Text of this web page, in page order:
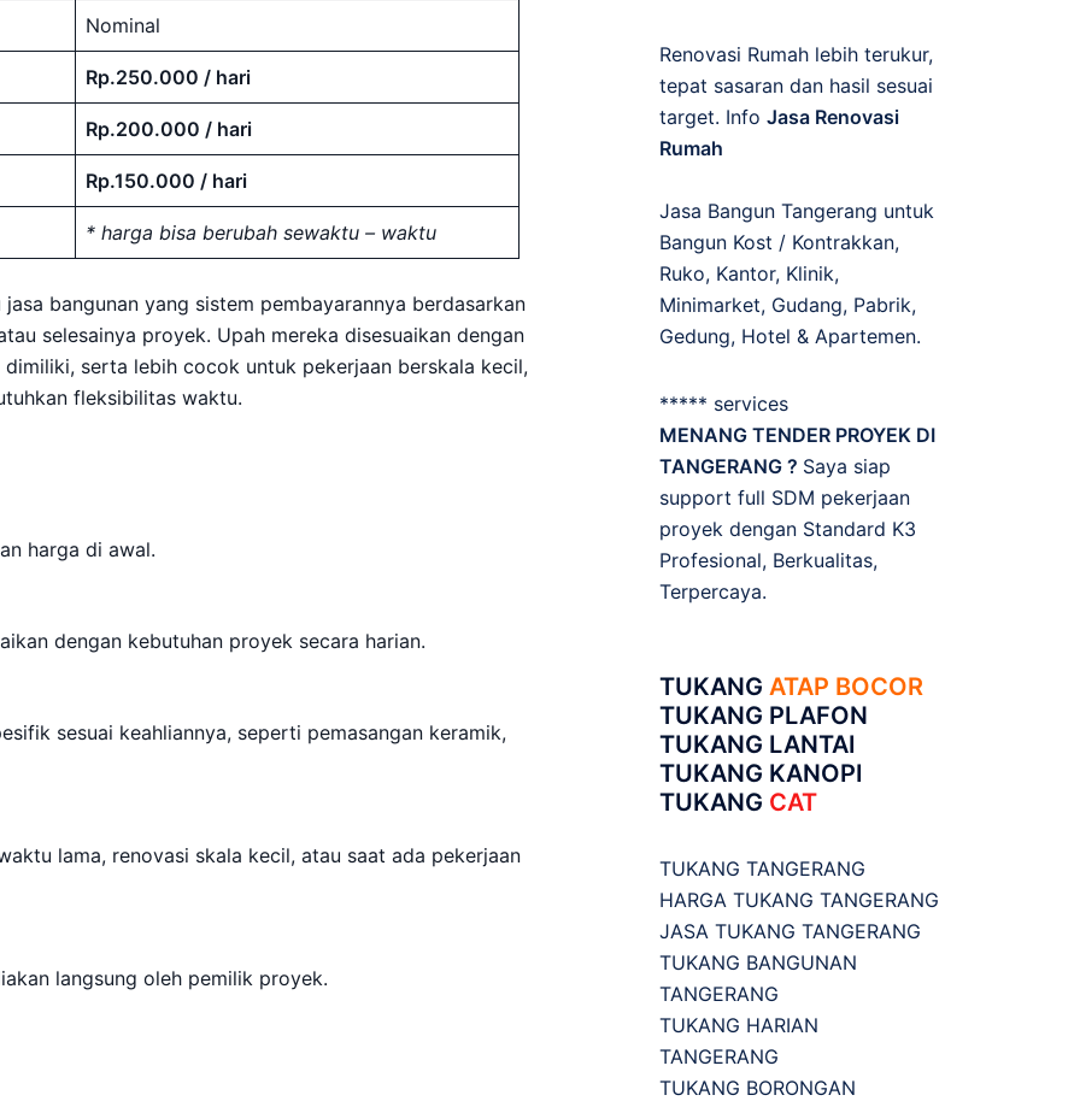
Nominal
Rp.250.000 / hari
Rp.200.000 / hari
Rp.150.000 / hari
* harga bisa berubah sewaktu – waktu
bangunan yang sistem pembayarannya berdasarkan
selesainya proyek. Upah mereka disesuaikan dengan
serta lebih cocok untuk pekerjaan berskala kecil,
fleksibilitas waktu.
harga di awal.
dengan kebutuhan proyek secara harian.
sesuai keahliannya, seperti pemasangan keramik,
lama, renovasi skala kecil, atau saat ada pekerjaan
langsung oleh pemilik proyek.
Renovasi Rumah lebih terukur,
tepat sasaran dan hasil sesuai
target. Info Jasa Renovasi
Rumah
Jasa Bangun Tangerang untuk
Bangun Kost / Kontrakkan,
Ruko, Kantor, Klinik,
Minimarket, Gudang, Pabrik,
Gedung, Hotel & Apartemen.
***** services
MENANG TENDER PROYEK DI
TANGERANG ? Saya siap
support full SDM pekerjaan
proyek dengan Standard K3
Profesional, Berkualitas,
Terpercaya.
TUKANG ATAP BOCOR
TUKANG PLAFON
TUKANG LANTAI
TUKANG KANOPI
TUKANG CAT
TUKANG TANGERANG
HARGA TUKANG TANGERANG
JASA TUKANG TANGERANG
TUKANG BANGUNAN
TANGERANG
TUKANG HARIAN
TANGERANG
TUKANG BORONGAN